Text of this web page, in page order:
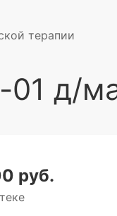
терапии
д/
руб.